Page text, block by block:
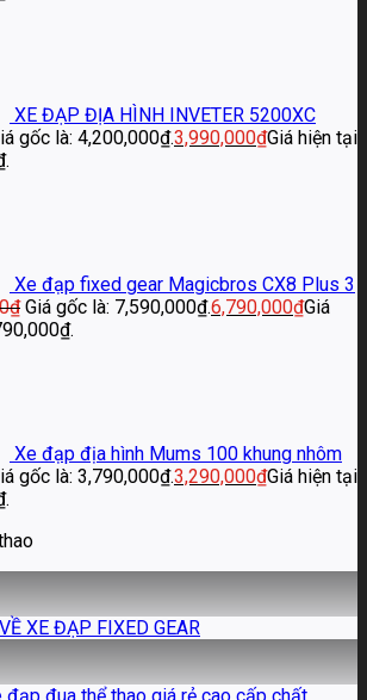
XE ĐẠP ĐỊA HÌNH INVETER 5200XC
gốc là: 4,200,000₫.3,990,000₫Giá hiện tại
Xe đạp fixed gear Magicbros CX8 Plus 3
₫ Giá gốc là: 7,590,000₫.6,790,000₫Giá
Xe đạp địa hình Mums 100 khung nhôm
gốc là: 3,790,000₫.3,290,000₫Giá hiện tại
XE ĐẠP FIXED GEAR